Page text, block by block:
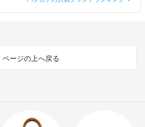
ページの上へ戻る